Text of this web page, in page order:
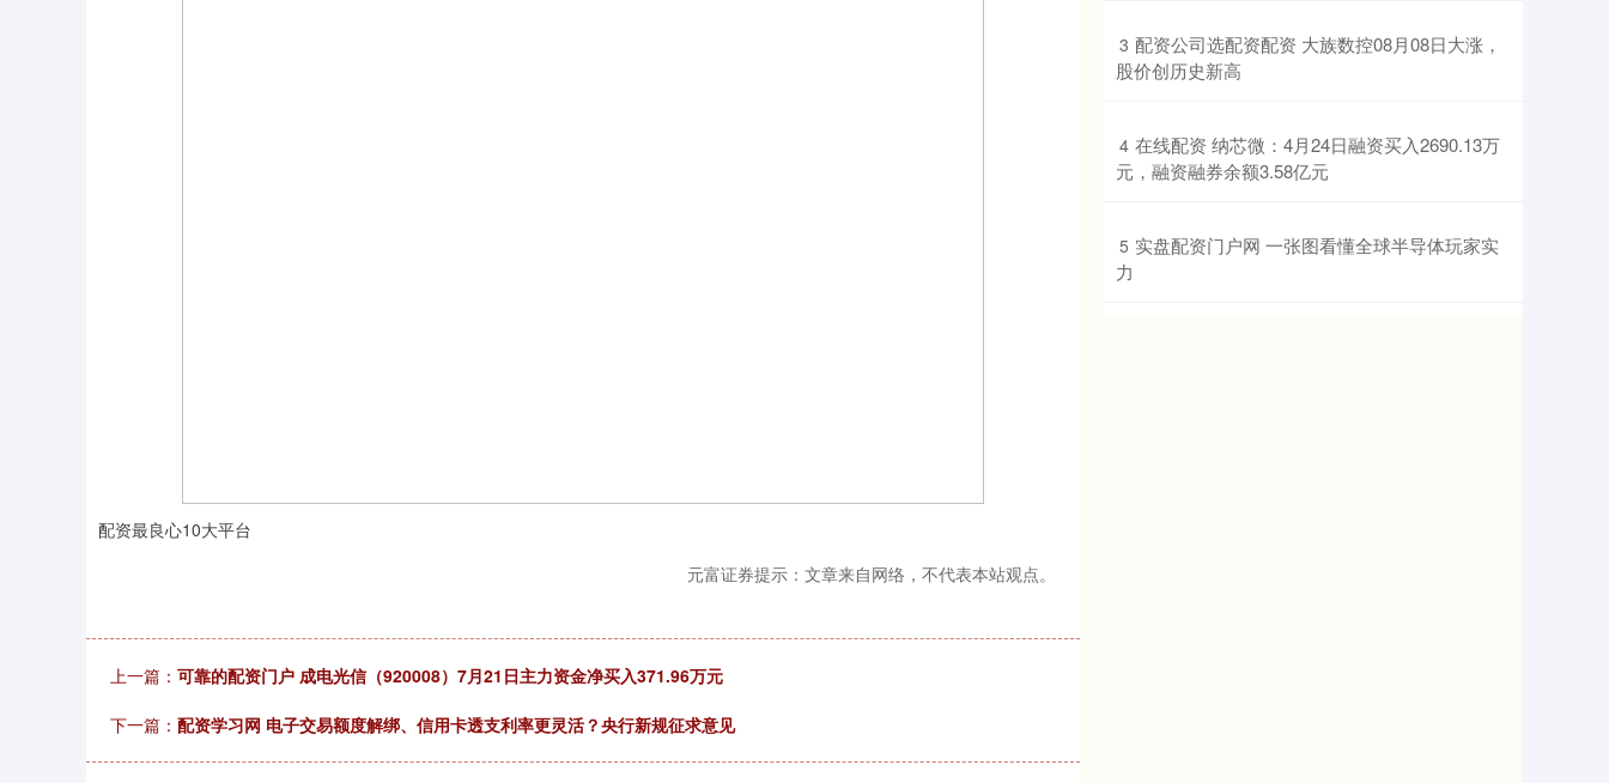
配资最良心10大平台
元富证券提示：文章来自网络，不代表本站观点。
上一篇： 可靠的配资门户 成电光信（920008）7月21日主力资金净买入371.96万元
下一篇： 配资学习网 电子交易额度解绑、信用卡透支利率更灵活？央行新规征求意见
3 ​配资公司选配资配资 大族数控08月08日大涨，
股价创历史新高
4 ​在线配资 纳芯微：4月24日融资买入2690.13万
元，融资融券余额3.58亿元
5 ​实盘配资门户网 一张图看懂全球半导体玩家实
力